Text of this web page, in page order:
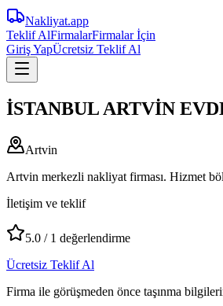
Nakliyat.app
Teklif AlFirmalarFirmalar İçin
Giriş YapÜcretsiz Teklif Al
İSTANBUL ARTVİN
Artvin
Artvin merkezli nakliyat firması. Hizmet
İletişim ve teklif
5.0 / 1 değerlendirme
Ücretsiz Teklif Al
Firma ile görüşmeden önce taşınma